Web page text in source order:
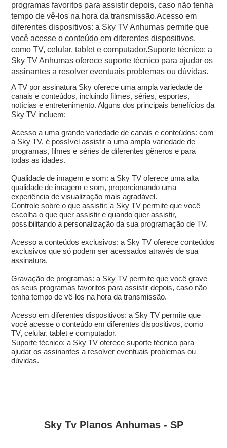
programas favoritos para assistir depois, caso não tenha
tempo de vê-los na hora da transmissão.Acesso em
diferentes dispositivos: a Sky TV Anhumas permite que
você acesse o conteúdo em diferentes dispositivos,
como TV, celular, tablet e computador.Suporte técnico: a
Sky TV Anhumas oferece suporte técnico para ajudar os
assinantes a resolver eventuais problemas ou dúvidas.
A TV por assinatura Sky oferece uma ampla variedade de
canais e conteúdos, incluindo filmes, séries, esportes,
notícias e entretenimento. Alguns dos principais benefícios da
Sky TV incluem:
Acesso a uma grande variedade de canais e conteúdos: com
a Sky TV, é possível assistir a uma ampla variedade de
programas, filmes e séries de diferentes gêneros e para
todas as idades.
Qualidade de imagem e som: a Sky TV oferece uma alta
qualidade de imagem e som, proporcionando uma
experiência de visualização mais agradável.
Controle sobre o que assistir: a Sky TV permite que você
escolha o que quer assistir e quando quer assistir,
possibilitando a personalização da sua programação de TV.
Acesso a conteúdos exclusivos: a Sky TV oferece conteúdos
exclusivos que só podem ser acessados através de sua
assinatura.
Gravação de programas: a Sky TV permite que você grave
os seus programas favoritos para assistir depois, caso não
tenha tempo de vê-los na hora da transmissão.
Acesso em diferentes dispositivos: a Sky TV permite que
você acesse o conteúdo em diferentes dispositivos, como
TV, celular, tablet e computador.
Suporte técnico: a Sky TV oferece suporte técnico para
ajudar os assinantes a resolver eventuais problemas ou
dúvidas.
Sky Tv Planos Anhumas - SP